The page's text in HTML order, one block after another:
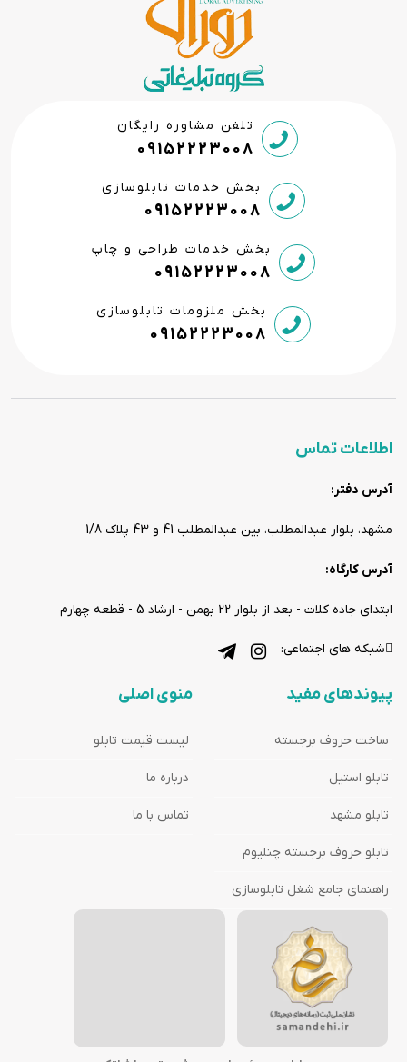
تلفن مشاوره رایگان
09152223008
بخش خدمات تابلوسازی
09152223008
بخش خدمات طراحی و چاپ
09152223008
بخش ملزومات تابلوسازی
09152223008
اطلاعات تماس
آدرس دفتر:
مشهد، بلوار عبدالمطلب، بین عبدالمطلب 41 و 43 پلاک 1/8
آدرس کارگاه:
ابتدای جاده کلات - بعد از بلوار 22 بهمن - ارشاد 5 - قطعه چهارم
شبکه های اجتماعی:
پیوندهای مفید
ساخت حروف برجسته
تابلو استیل
تابلو مشهد
تابلو حروف برجسته چنلیوم
راهنمای جامع شغل تابلوسازی
منوی اصلی
لیست قیمت تابلو
درباره ما
تماس با ما